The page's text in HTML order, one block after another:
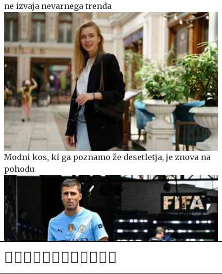
ne izvaja nevarnega trenda
Modni kos, ki ga poznamo že desetletja, je znova na
pohodu